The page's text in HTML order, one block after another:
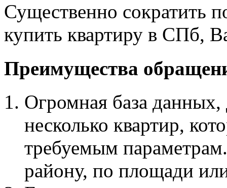
Существенно сократить
купить квартиру в СПб,
Преимущества
Огромная база данных,
несколько квартир,
требуемым
району, по площади